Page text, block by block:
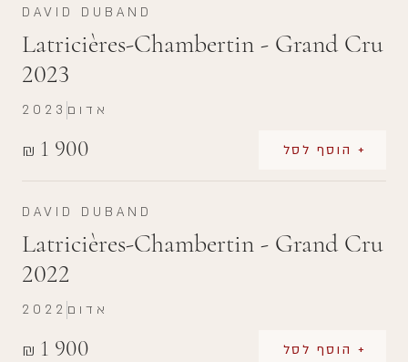
DAVID DUBAND
Latricières-Chambertin - Grand Cru
2023
₪ 1 900 + הוסף לסל
2023 אדום
DAVID DUBAND
Latricières-Chambertin - Grand Cru
2022
₪ 1 900 + הוסף לסל
2022 אדום